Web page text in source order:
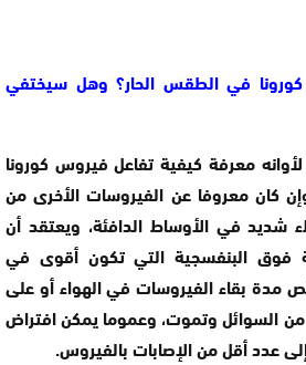
كورونا في الطقس الحار؟ وهل سيختفي
معرفة كيفية تفاعل فيروس كورونا
كان معروفا عن الفيروسات الأخرى من
شديد في الأوساط الدافئة، ويعتقد أن
فوق البنفسجية التي تكون أقوى في
مدة بقاء الفيروسات في الهواء أو على
السوائل وتموت، وعموما يمكن افتراض
عدد أقل من الإصابات بالفيروس.